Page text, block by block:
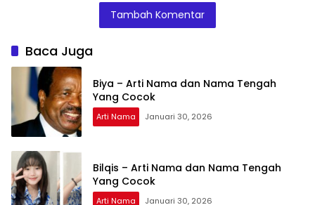
Tambah Komentar
Baca Juga
Biya – Arti Nama dan Nama Tengah
Yang Cocok
Arti Nama Januari 30, 2026
Bilqis – Arti Nama dan Nama Tengah
Yang Cocok
Arti Nama Januari 30, 2026